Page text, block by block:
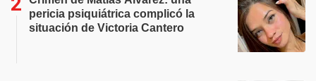
pericia psiquiátrica complicó la
situación de Victoria Cantero